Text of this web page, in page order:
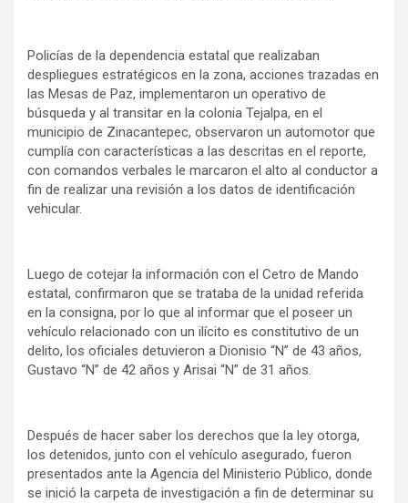
Policías de la dependencia estatal que realizaban
despliegues estratégicos en la zona, acciones trazadas en
las Mesas de Paz, implementaron un operativo de
búsqueda y al transitar en la colonia Tejalpa, en el
municipio de Zinacantepec, observaron un automotor que
cumplía con características a las descritas en el reporte,
con comandos verbales le marcaron el alto al conductor a
fin de realizar una revisión a los datos de identificación
vehicular.
Luego de cotejar la información con el Cetro de Mando
estatal, confirmaron que se trataba de la unidad referida
en la consigna, por lo que al informar que el poseer un
vehículo relacionado con un ilícito es constitutivo de un
delito, los oficiales detuvieron a Dionisio “N” de 43 años,
Gustavo “N” de 42 años y Arisai “N” de 31 años.
Después de hacer saber los derechos que la ley otorga,
los detenidos, junto con el vehículo asegurado, fueron
presentados ante la Agencia del Ministerio Público, donde
se inició la carpeta de investigación a fin de determinar su